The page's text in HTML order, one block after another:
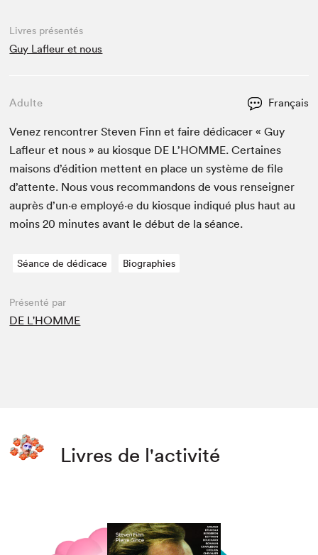
Livres présentés
Guy Lafleur et nous
Adulte Français
Venez ren­con­tr­er Steven Finn et faire dédi­cac­er « Guy
Lafleur et nous » au kiosque DE L’HOMME. Cer­taines
maisons d’édi­tion met­tent en place un sys­tème de file
d’at­tente. Nous vous recom­man­dons de vous ren­seign­er
auprès d’un·e employé·e du kiosque indiqué plus haut au
moins20 min­utes avant le début de la séance.
Séance de dédicace Biographies
Présenté par
DE L'HOMME
Livres de l'activité